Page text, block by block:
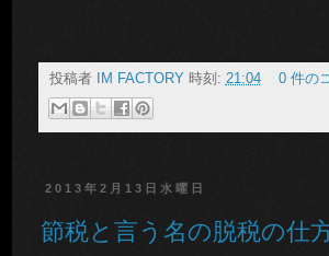
投稿者 IM FACTORY 時刻: 21:04 0 件の
2013年2月13日水曜日
節税と言う名の脱税の仕